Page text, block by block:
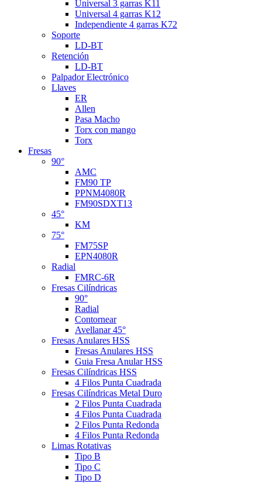
Universal 3 garras K11
Universal 4 garras K12
Independiente 4 garras K72
Soporte
LD-BT
Retención
LD-BT
Palpador Electrónico
Llaves
ER
Allen
Pasa Macho
Torx con mango
Torx
Fresas
90°
AMC
FM90 TP
PPNM4080R
FM90SDXT13
45°
KM
75°
FM75SP
EPN4080R
Radial
FMRC-6R
Fresas Cilíndricas
90°
Radial
Contornear
Avellanar 45°
Fresas Anulares HSS
Fresas Anulares HSS
Guia Fresa Anular HSS
Fresas Cilíndricas HSS
4 Filos Punta Cuadrada
Fresas Cilíndricas Metal Duro
2 Filos Punta Cuadrada
4 Filos Punta Cuadrada
2 Filos Punta Redonda
4 Filos Punta Redonda
Limas Rotativas
Tipo B
Tipo C
Tipo D